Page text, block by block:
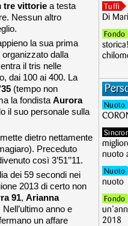
tre vittorie a testa
Nessun altro
la sua prima
dalla
il tris nelle
dai 100 ai 400. La
(tempo non
la fondista Aurora
il suo personale sulla
dietro nettamente
Preceduto
così 3’51’’11.
dei 59 secondi nei
2013 di certo non
91, Arianna
anno e
un affare
Tuffi
Di
Fondo
Nuoto
nuoto
Nuoto
nuoto
Fondo
2018